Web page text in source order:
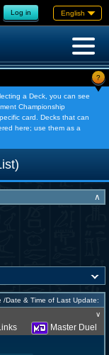
Log in English
?
a Deck, you can see
Championship
card. Decks that can
here; use them as a
∧
/Date & Time of Last Update:
∨
Master Duel